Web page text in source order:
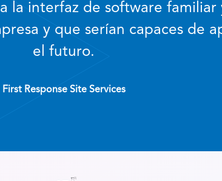
la interfaz de software familiar
y que serían capaces de
el futuro.
First Response Site Services